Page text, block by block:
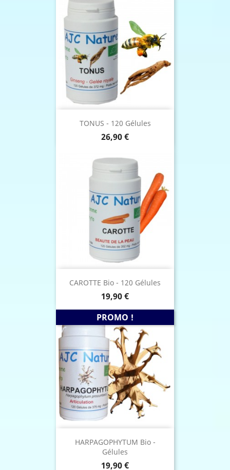
TONUS - 120 Gélules
Prix
26,90 €
CAROTTE Bio - 120 Gélules
Prix
19,90 €
HARPAGOPHYTUM Bio -
Gélules
Prix
19,90 €
PROMO !